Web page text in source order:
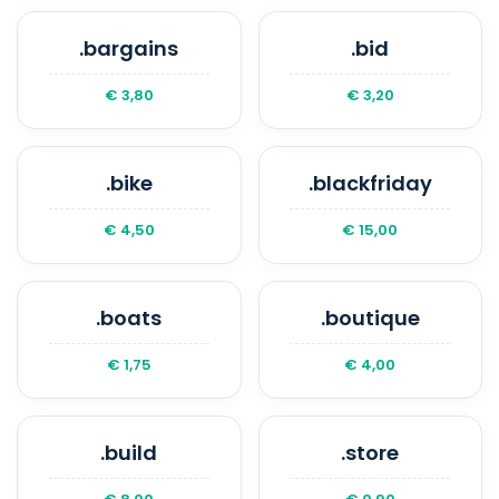
.bargains
€ 3,80
.bid
€ 3,20
.bike
€ 4,50
.blackfriday
€ 15,00
.boats
€ 1,75
.boutique
€ 4,00
.build .store